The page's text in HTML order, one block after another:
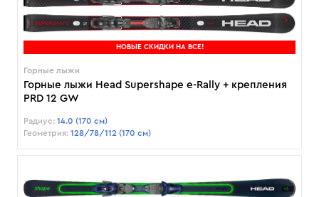
НОВЫЕ СКИДКИ НА ВСЕ!
Горные лыжи
Горные лыжи Head Supershape e-Rally + крепления
PRD 12 GW
Радиус: 14.0 (170 см)
Геометрия: 128/78/112 (170 см)